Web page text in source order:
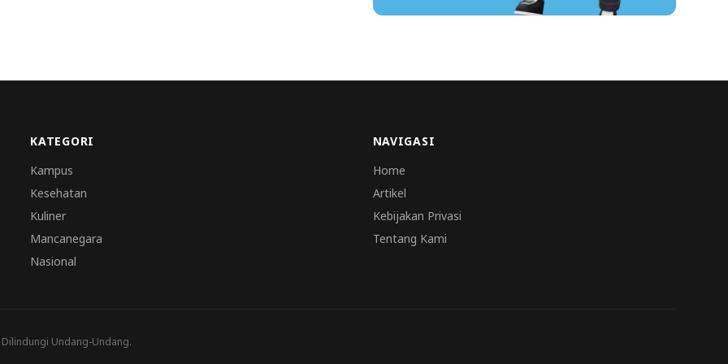
KATEGORI
Kampus
Kesehatan
Kuliner
Mancanegara
Nasional
NAVIGASI
Home
Artikel
Kebijakan Privasi
Tentang Kami
Undang-Undang.